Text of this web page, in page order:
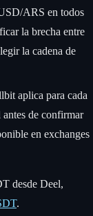
ARS en todos
la brecha entre
la cadena de
aplica para cada
de confirmar
en exchanges
desde Deel,
.